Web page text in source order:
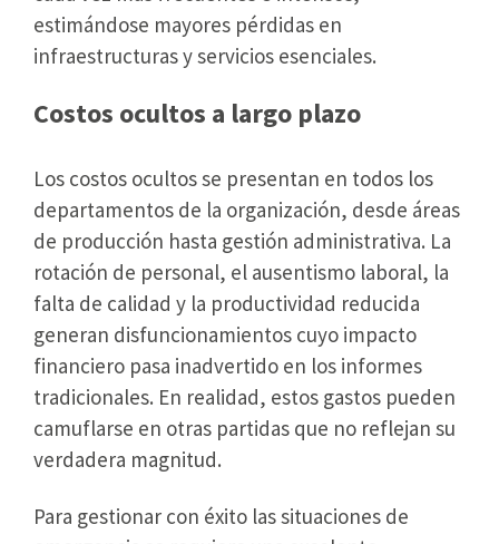
estimándose mayores pérdidas en
infraestructuras y servicios esenciales.
Costos ocultos a largo plazo
Los costos ocultos se presentan en todos los
departamentos de la organización, desde áreas
de producción hasta gestión administrativa. La
rotación de personal, el ausentismo laboral, la
falta de calidad y la productividad reducida
generan disfuncionamientos cuyo impacto
financiero pasa inadvertido en los informes
tradicionales. En realidad, estos gastos pueden
camuflarse en otras partidas que no reflejan su
verdadera magnitud.
Para gestionar con éxito las situaciones de